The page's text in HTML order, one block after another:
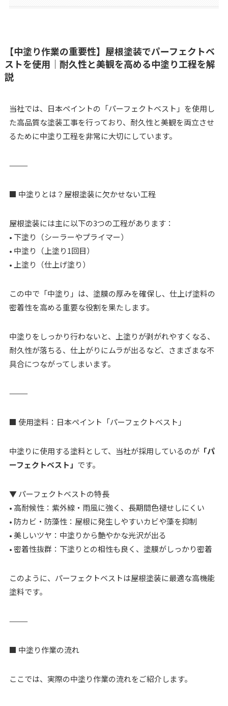
【中塗り作業の重要性】屋根塗装でパーフェクトベ
ストを使用｜耐久性と美観を高める中塗り工程を解
説
当社では、日本ペイントの「パーフェクトベスト」を使用し
た高品質な塗装工事を行っており、耐久性と美観を両立させ
るために中塗り工程を非常に大切にしています。
⸻
■ 中塗りとは？屋根塗装に欠かせない工程
屋根塗装には主に以下の3つの工程があります：
• 下塗り（シーラーやプライマー）
• 中塗り（上塗り1回目）
• 上塗り（仕上げ塗り）
この中で「中塗り」は、塗膜の厚みを確保し、仕上げ塗料の
密着性を高める重要な役割を果たします。
中塗りをしっかり行わないと、上塗りが剥がれやすくなる、
耐久性が落ちる、仕上がりにムラが出るなど、さまざまな不
具合につながってしまいます。
⸻
■ 使用塗料：日本ペイント「パーフェクトベスト」
中塗りに使用する塗料として、当社が採用しているのが「パ
ーフェクトベスト」 です。
▼ パーフェクトベストの特長
• 高耐候性：紫外線・雨風に強く、長期間色褪せしにくい
• 防カビ・防藻性：屋根に発生しやすいカビや藻を抑制
• 美しいツヤ：中塗りから艶やかな光沢が出る
• 密着性抜群：下塗りとの相性も良く、塗膜がしっかり密着
このように、パーフェクトベストは屋根塗装に最適な高機能
塗料です。
⸻
■ 中塗り作業の流れ
ここでは、実際の中塗り作業の流れをご紹介します。